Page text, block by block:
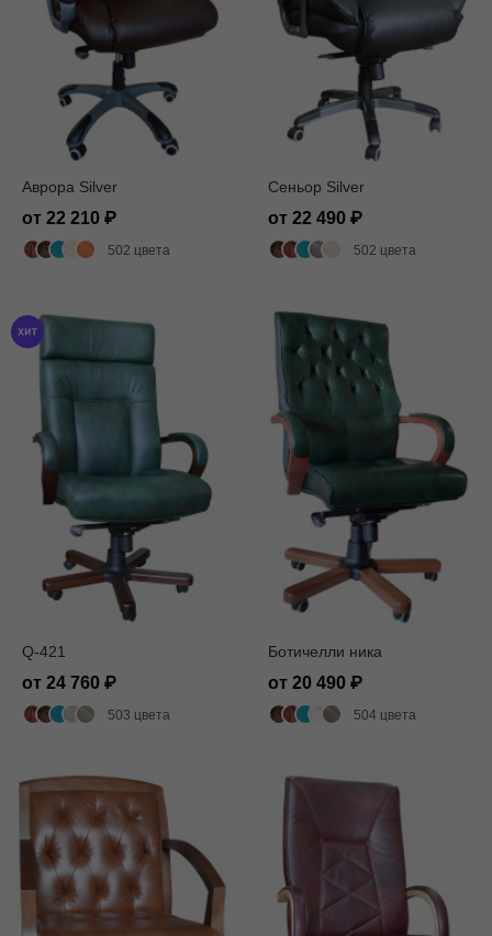
Аврора Silver
от 22 210
502 цвета
Сеньор Silver
от 22 490
502 цвета
Q-421
от 24 760
503 цвета
Ботичелли ника
от 20 490
504 цвета